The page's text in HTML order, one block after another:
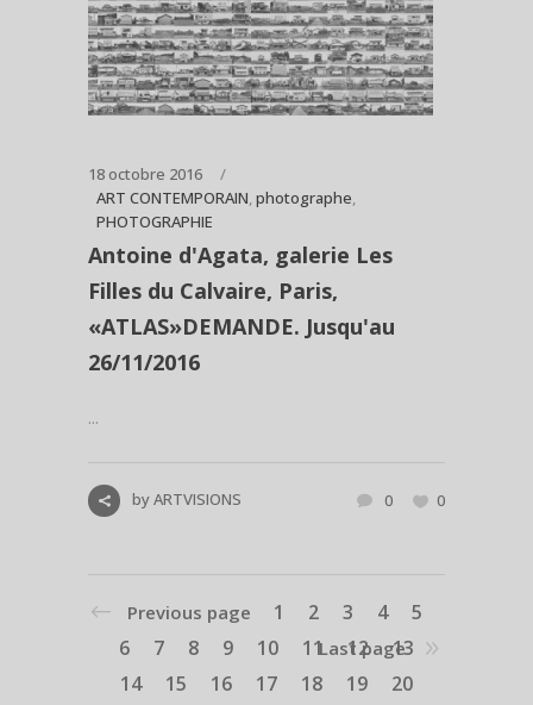
18 octobre 2016
ART CONTEMPORAIN,photographe,
PHOTOGRAPHIE
Antoine d'Agata, galerie Les
Filles du Calvaire, Paris,
«ATLAS»DEMANDE. Jusqu'au
26/11/2016
...
byARTVISIONS 0 0
Previous page 1 2 3 4
5
6
7 8 9 10 11 12
13
14
15 16 17 18 19
20
Last page